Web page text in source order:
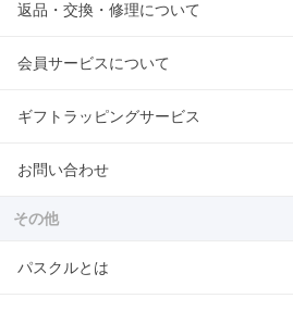
返品・交換・修理について
会員サービスについて
ギフトラッピングサービス
お問い合わせ
その他
パスクルとは